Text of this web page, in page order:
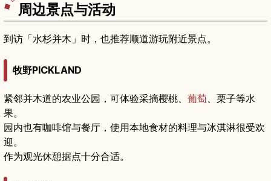
周边景点与活动
到访「水杉并木」时，也推荐顺道游玩附近景点。
牧野PICKLAND
紧邻并木道的农业公园，可体验采摘樱桃、 葡萄 、栗子等水
果。
园内也有咖啡馆与餐厅，使用本地食材的料理与冰淇淋很受欢
迎。
作为观光休憩据点十分合适。